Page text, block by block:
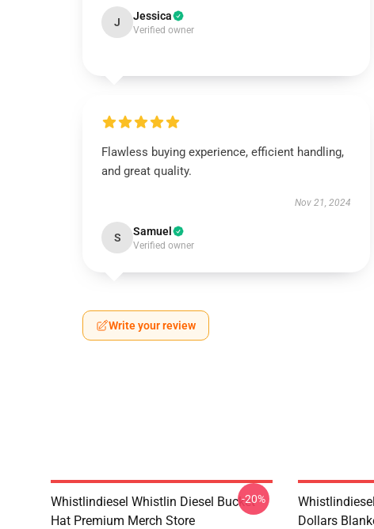
J Jessica
Verified owner
Flawless buying experience, efficient handling,
and great quality.
Nov 21, 2024
S Samuel
Verified owner
Write your review
Whistlindiesel Whistlin Diesel Bucket
Hat Premium Merch Store
-20%
Dollars